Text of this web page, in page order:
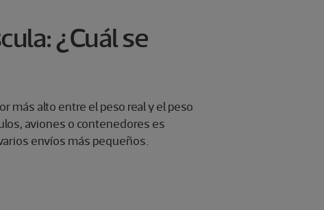
¿Cuál se
más alto entre el peso real y el peso
aviones o contenedores es
envíos más pequeños.